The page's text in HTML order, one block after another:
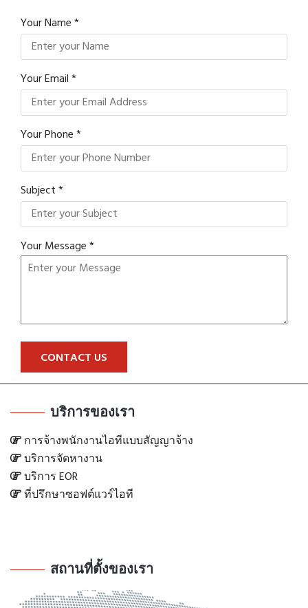
Your Name *
Your Email *
Your Phone *
Subject *
Your Message *
CONTACT US
บริการของเรา
การจ้างพนักงานไอทีแบบสัญญาจ้าง
บริการจัดหางาน
บริการ EOR
ที่ปรึกษาซอฟต์แวร์ไอที
สถานที่ตั้งของเรา